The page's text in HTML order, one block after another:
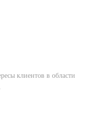
клиентов в области